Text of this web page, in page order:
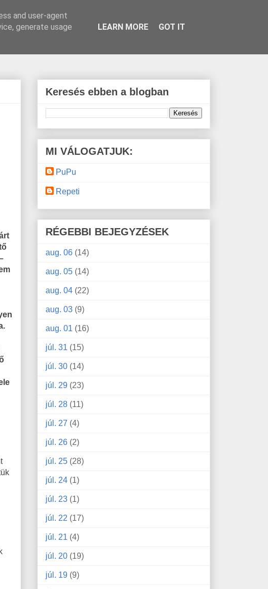
Keresés ebben a blogban
MI VÁLOGATJUK:
PuPu
Repeti
RÉGEBBI BEJEGYZÉSEK
aug. 06 (14)
aug. 05 (14)
aug. 04 (22)
aug. 03 (9)
aug. 01 (16)
júl. 31 (15)
júl. 30 (14)
júl. 29 (23)
júl. 28 (11)
júl. 27 (4)
júl. 26 (2)
júl. 25 (28)
júl. 24 (1)
júl. 23 (1)
júl. 22 (17)
júl. 21 (4)
júl. 20 (19)
júl. 19 (9)
and user-agent
generate usage
LEARN MORE GOT IT